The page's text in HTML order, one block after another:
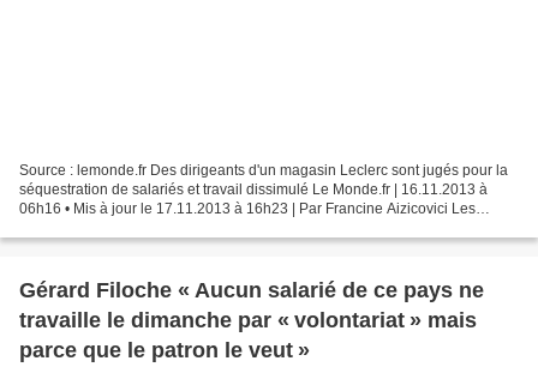
Source : lemonde.fr Des dirigeants d'un magasin Leclerc sont jugés pour la
séquestration de salariés et travail dissimulé Le Monde.fr | 16.11.2013 à
06h16 • Mis à jour le 17.11.2013 à 16h23 | Par Francine Aizicovici Les
Gérard Filoche « Aucun salarié de ce pays ne
travaille le dimanche par « volontariat » mais
parce que le patron le veut »